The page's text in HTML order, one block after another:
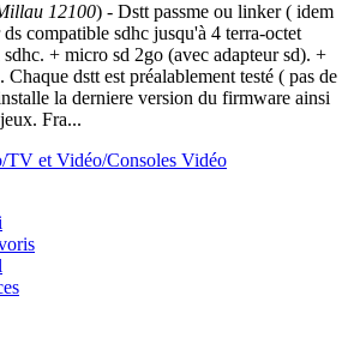
12100) - Dstt passme ou linker ( idem
compatible sdhc jusqu'à 4 terra-octet
+ micro sd 2go (avec adapteur sd). +
dstt est préalablement testé ( pas de
la derniere version du firmware ainsi
Fra...
TV et Vidéo/Consoles Vidéo